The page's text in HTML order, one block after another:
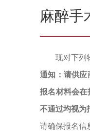
麻醉手
现对下列
通知：请供应
报名材料会在
不通过均视为
请确保报名信